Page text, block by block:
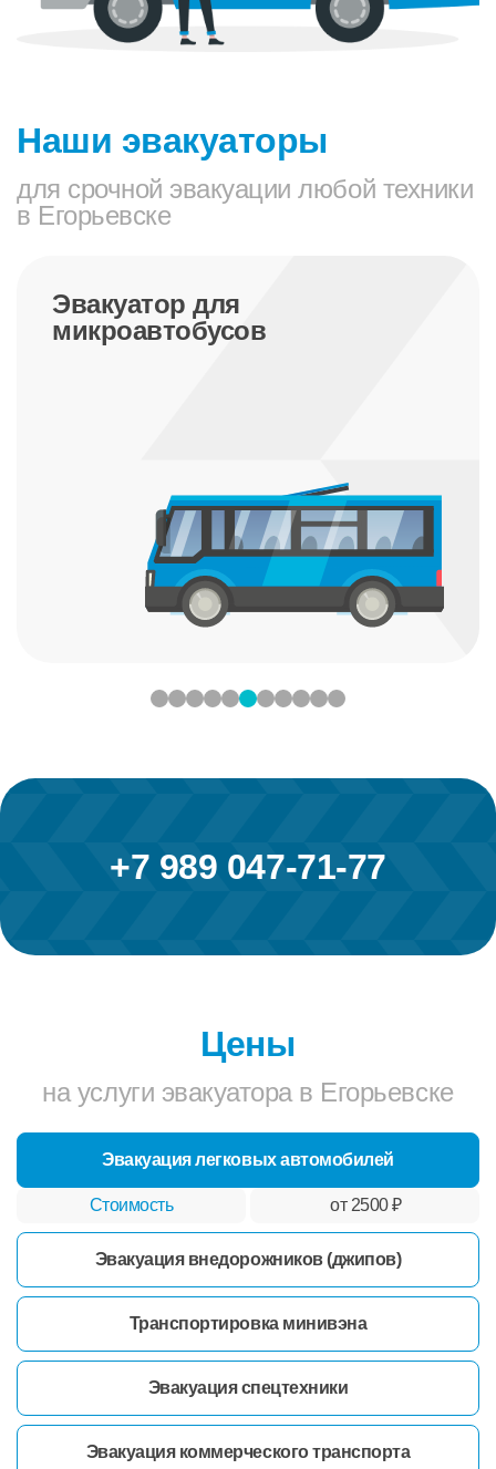
Наши эвакуаторы
для срочной эвакуации любой техники
в Егорьевске
Эвакуатор для трактора
+7 989 047-71-77
Цены
на услуги эвакуатора в Егорьевске
Эвакуация легковых автомобилей
от 2500 ₽
Эвакуация внедорожников (джипов)
Транспортировка минивэна
Эвакуация спецтехники
Эвакуация коммерческого транспорта